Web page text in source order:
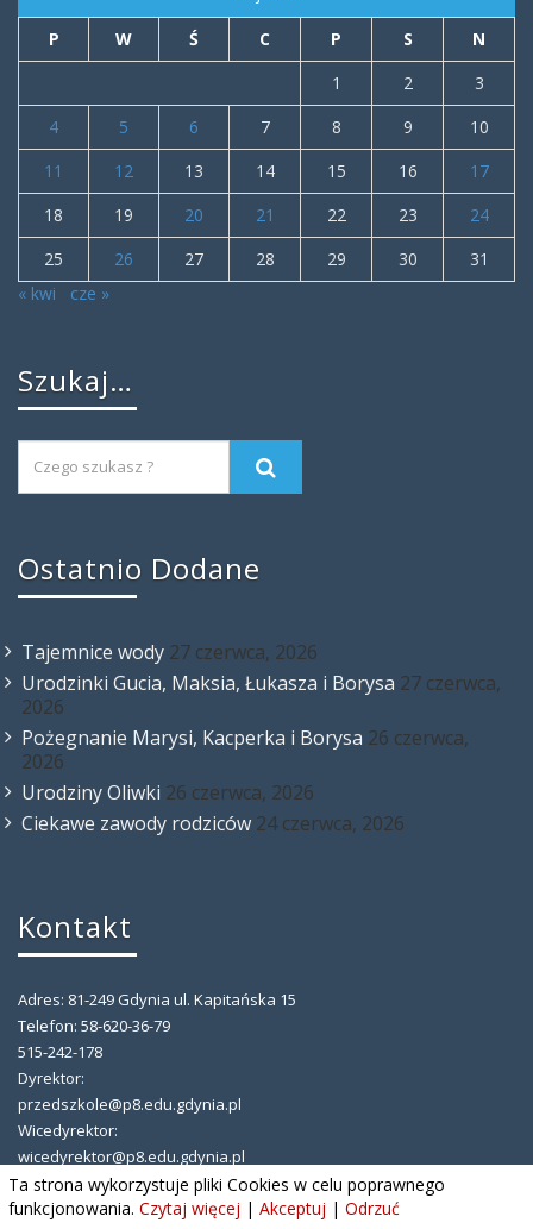
P W Ś C P S
N
1
2
3
4
5 6 7 8 9
10
11
12 13 14 15 16
17
18
19 20 21 22 23
24
25
26 27 28 29 30
31
« kwi
cze »
Szukaj…
Ostatnio Dodane
Tajemnice wody 27 czerwca, 2026
Urodzinki Gucia, Maksia, Łukasza i Borysa 27 czerwca,
2026
Pożegnanie Marysi, Kacperka i Borysa 26 czerwca,
2026
Urodziny Oliwki 26 czerwca, 2026
Ciekawe zawody rodziców 24 czerwca, 2026
Kontakt
Adres: 81-249 Gdynia ul. Kapitańska 15
Telefon: 58-620-36-79
515-242-178
Dyrektor:
przedszkole@p8.edu.gdynia.pl
Wicedyrektor:
wicedyrektor@p8.edu.gdynia.pl
Intendent: intendent@p8.edu.gdynia.pl
Inspektor Ochrony Danych:
Ta strona wykorzystuje pliki Cookies w celu poprawnego
funkcjonowania. Czytaj więcej | Akceptuj | Odrzuć